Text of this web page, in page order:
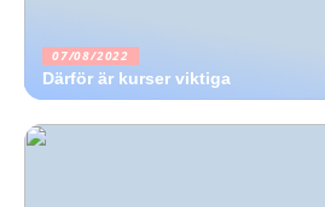
07/08/2022
Därför är kurser viktiga